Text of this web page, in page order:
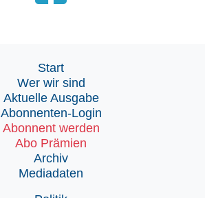
Start
Wer wir sind
Aktuelle Ausgabe
Abonnenten-Login
Abonnent werden
Abo Prämien
Archiv
Mediadaten